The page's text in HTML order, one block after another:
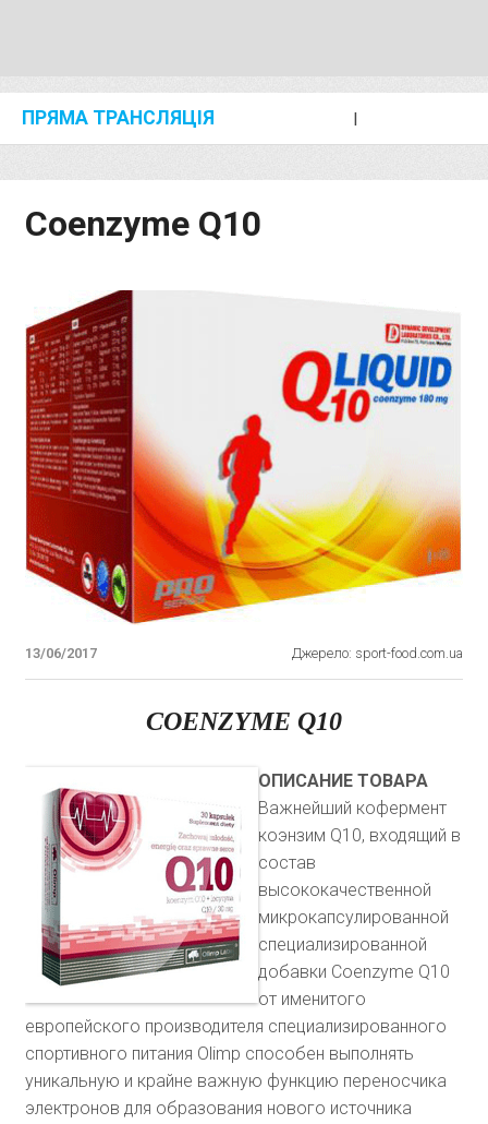
ПРЯМА ТРАНСЛЯЦІЯ I
Coenzyme Q10
13/06/2017 Джерело: sport-food.com.ua
COENZYME Q10
ОПИСАНИЕ ТОВАРА
Важнейший кофермент
коэнзим Q10, входящий в
состав
высококачественной
микрокапсулированной
специализированной
добавки Coenzyme Q10
от именитого
европейского производителя специализированного
спортивного питания Olimp способен выполнять
уникальную и крайне важную функцию переносчика
электронов для образования нового источника